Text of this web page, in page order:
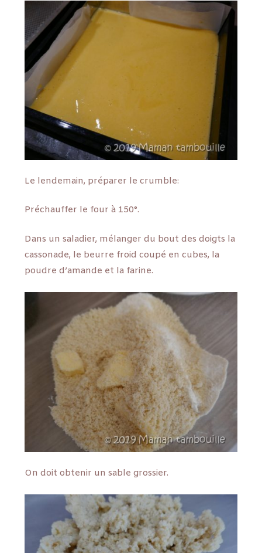
Le lendemain, préparer le crumble:
Préchauffer le four à 150°.
Dans un saladier, mélanger du bout des doigts la
cassonade, le beurre froid coupé en cubes, la
poudre d’amande et la farine.
On doit obtenir un sable grossier.